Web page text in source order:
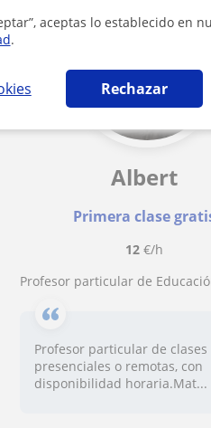
aceptas lo establecido en
.
Rechazar
Albert
Primera clase
12€/h
Profesor particular de Educación Secundaria
Profesor particular de clases
presenciales o remotas, con
disponibilidad horaria.Mat...